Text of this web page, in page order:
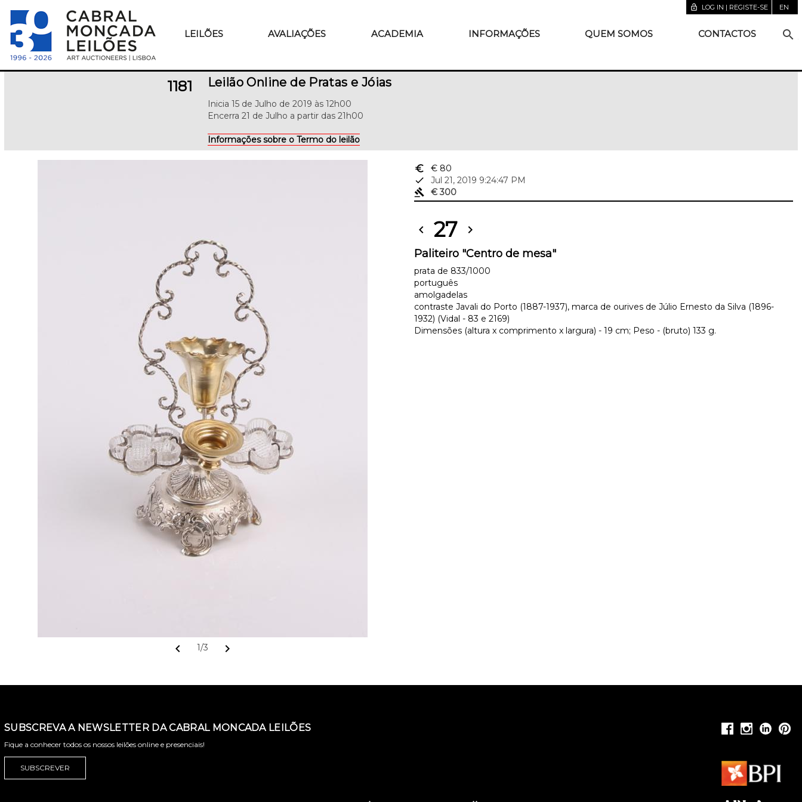
lock_open LOG IN | REGISTE-SE EN
LEILÕES AVALIAÇÕES ACADEMIA INFORMAÇÕES QUEM SOMOS CONTACTOS search
1181 Leilão Online de Pratas e Jóias
Inicia 15 de Julho de 2019 às 12h00
Encerra 21 de Julho a partir das 21h00
Informações sobre o Termo do leilão
chevron_left 1/3 chevron_right
euro_symbol
€ 80
done
Jul 21, 2019 9:24:47 PM
gavel
€ 300
chevron_left 27 chevron_right
Paliteiro "Centro de mesa"
prata de 833/1000
português
amolgadelas
contraste Javali do Porto (1887-1937), marca de ourives de Júlio Ernesto da Silva (1896-
1932) (Vidal - 83 e 2169)
Dimensões (altura x comprimento x largura) - 19 cm; Peso - (bruto) 133 g.
SUBSCREVA A NEWSLETTER DA CABRAL MONCADA LEILÕES
Fique a conhecer todos os nossos leilões online e presenciais!
SUBSCREVER